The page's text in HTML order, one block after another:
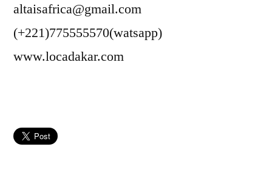
altaisafrica@gmail.com
(+221)775555570(watsapp)
www.locadakar.com